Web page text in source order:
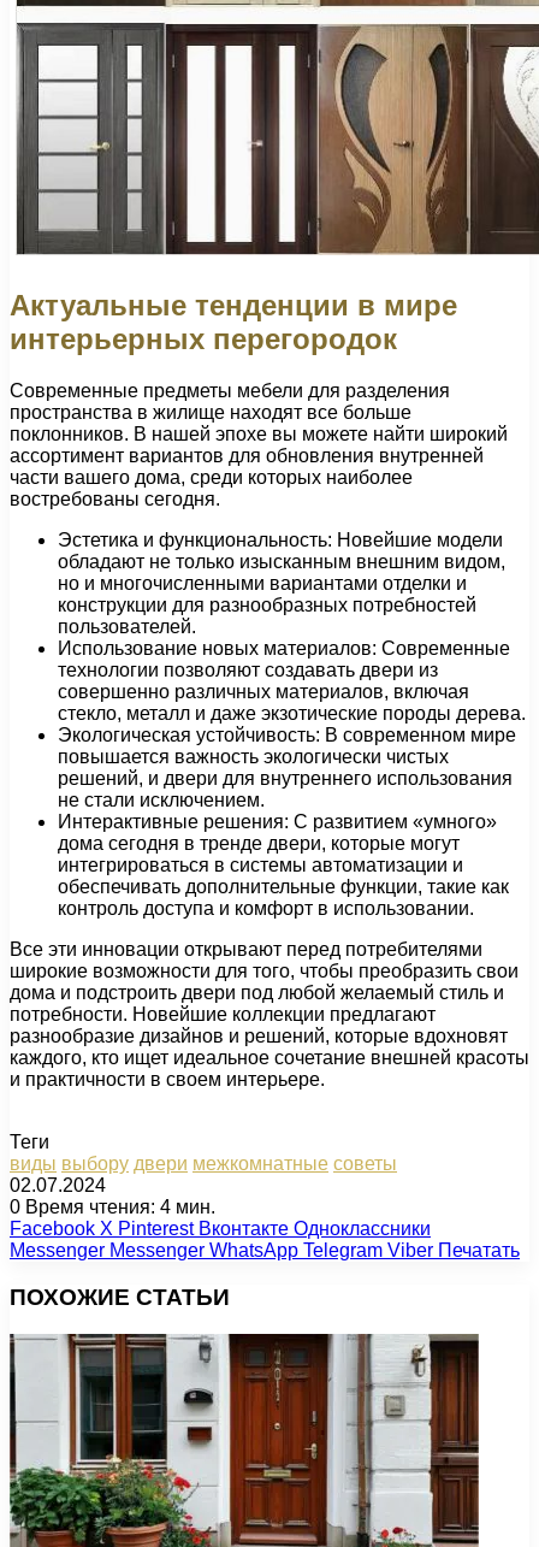
Актуальные тенденции в мире
интерьерных перегородок
Современные предметы мебели для разделения
пространства в жилище находят все больше
поклонников. В нашей эпохе вы можете найти широкий
ассортимент вариантов для обновления внутренней
части вашего дома, среди которых наиболее
востребованы сегодня.
Эстетика и функциональность: Новейшие модели
обладают не только изысканным внешним видом,
но и многочисленными вариантами отделки и
конструкции для разнообразных потребностей
пользователей.
Использование новых материалов: Современные
технологии позволяют создавать двери из
совершенно различных материалов, включая
стекло, металл и даже экзотические породы дерева.
Экологическая устойчивость: В современном мире
повышается важность экологически чистых
решений, и двери для внутреннего использования
не стали исключением.
Интерактивные решения: С развитием «умного»
дома сегодня в тренде двери, которые могут
интегрироваться в системы автоматизации и
обеспечивать дополнительные функции, такие как
контроль доступа и комфорт в использовании.
Все эти инновации открывают перед потребителями
широкие возможности для того, чтобы преобразить свои
дома и подстроить двери под любой желаемый стиль и
потребности. Новейшие коллекции предлагают
разнообразие дизайнов и решений, которые вдохновят
каждого, кто ищет идеальное сочетание внешней красоты
и практичности в своем интерьере.
Теги
виды выбору двери межкомнатные советы
02.07.2024
0 Время чтения: 4 мин.
Facebook X Pinterest Вконтакте Одноклассники
Messenger Messenger WhatsApp Telegram Viber Печатать
ПОХОЖИЕ СТАТЬИ